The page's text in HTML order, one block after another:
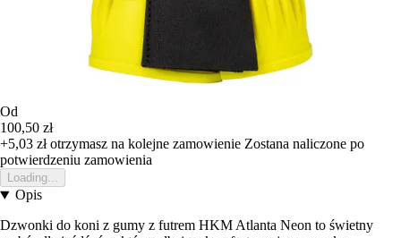
Od
100,50 zł
+5,03 złotrzymasz na kolejne zamowienie Zostana naliczone po
potwierdzeniu zamowienia
Loading...
Opis
Dzwonki do koni z gumy z futrem HKM Atlanta Neon to świetny